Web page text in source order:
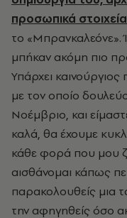
προσωπικά στοιχεία
το
μπήκαν ακόμη πιο
Υπάρχει
με τον οποίο
Νοέμβριο, και
καλά, θα έχουμε
κάθε φορά που μου
αισθάνομαι κάπως
παρακολουθείς μια
την αφηγηθείς όσο